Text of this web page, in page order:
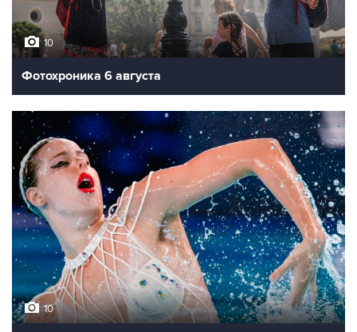
10
Фотохроника 6 августа
10